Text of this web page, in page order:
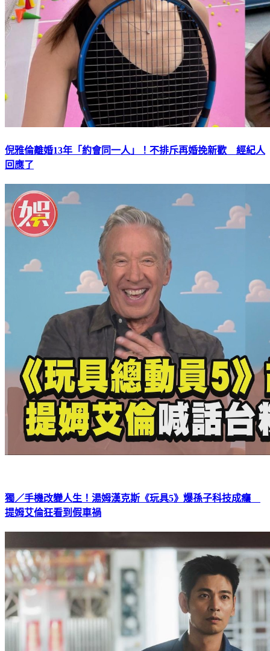
倪雅倫離婚13年「約會同一人」！不排斥再婚挽新歡 經紀人
回應了
獨／手機改變人生！湯姆漢克斯《玩具5》爆孫子科技成癮
提姆艾倫狂看到假車禍